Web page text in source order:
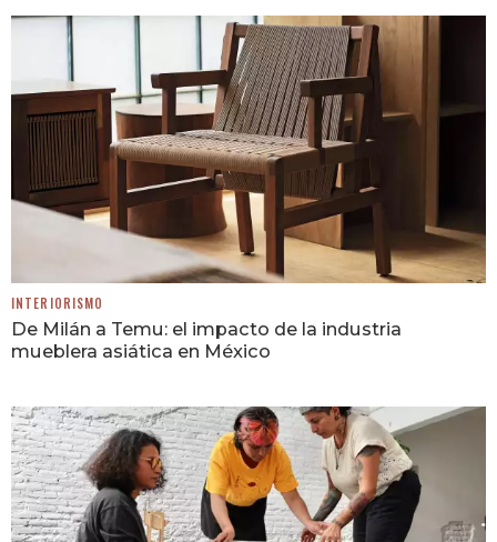
INTERIORISMO
De Milán a Temu: el impacto de la industria
mueblera asiática en México